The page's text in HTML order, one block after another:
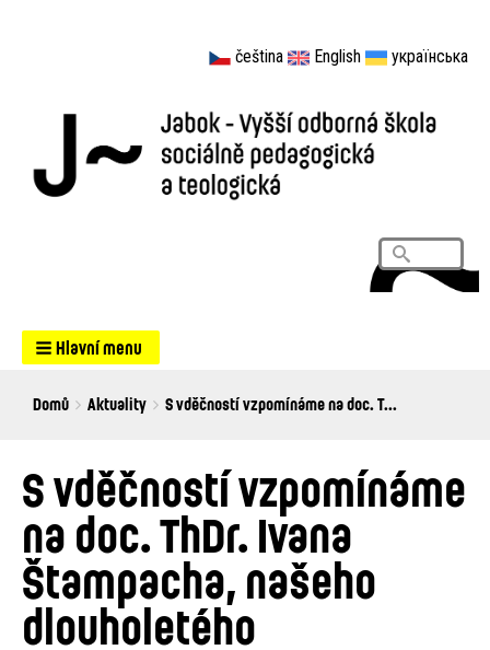
čeština English українська
Search
Hlavní menu
Breadcrumbs
You
Domů Aktuality S vděčností vzpomínáme na doc. T...
S vděčností vzpomínáme
na doc. ThDr. Ivana
Štampacha, našeho
dlouholetého